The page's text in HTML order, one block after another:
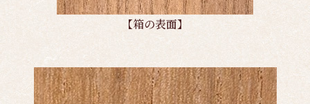
【箱の表面】